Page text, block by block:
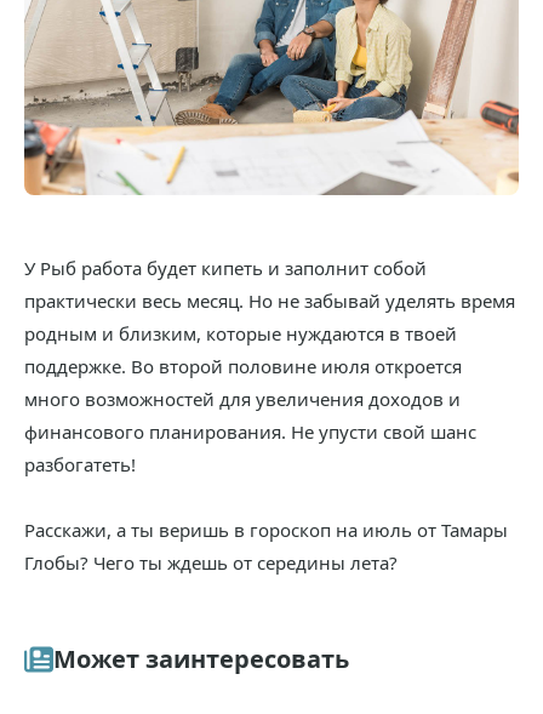
У Рыб работа будет кипеть и заполнит собой
практически весь месяц. Но не забывай уделять время
родным и близким, которые нуждаются в твоей
поддержке. Во второй половине июля откроется
много возможностей для увеличения доходов и
финансового планирования. Не упусти свой шанс
разбогатеть!
Расскажи, а ты веришь в гороскоп на июль от Тамары
Глобы? Чего ты ждешь от середины лета?
Может заинтересовать